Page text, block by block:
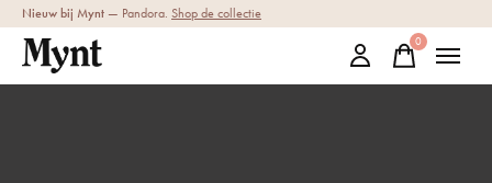
Nieuw bij Mynt — Pandora. Shop de collectie
0items